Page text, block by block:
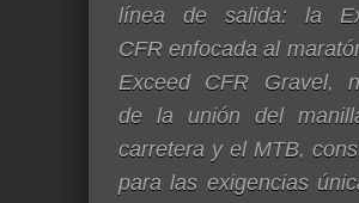
línea de salida: la
CFR enfocada al
Exceed CFR Gravel,
de la unión del
carretera y el MTB,
para las exigencias